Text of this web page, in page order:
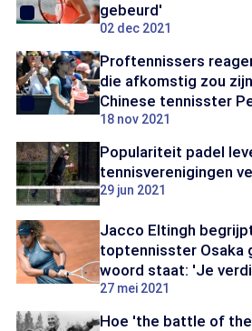
gebeurd'
02 dec 2021
Proftennissers
die afkomstig zou
Chinese tennisster
18 nov 2021
Populariteit padel
tennisverenigingen
29 jun 2021
Jacco Eltingh
toptennisster Osaka
woord staat: 'Je
27 mei 2021
Hoe 'the battle of